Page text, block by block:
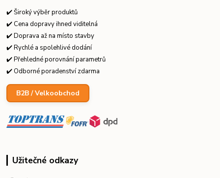
✔️ Široký výběr produktů
✔️ Cena dopravy ihned viditelná
✔️ Doprava až na místo stavby
✔️ Rychlé a spolehlivé dodání
✔️ Přehledné porovnání parametrů
✔️ Odborné poradenství zdarma
B2B / Velkoobchod
Užitečné odkazy